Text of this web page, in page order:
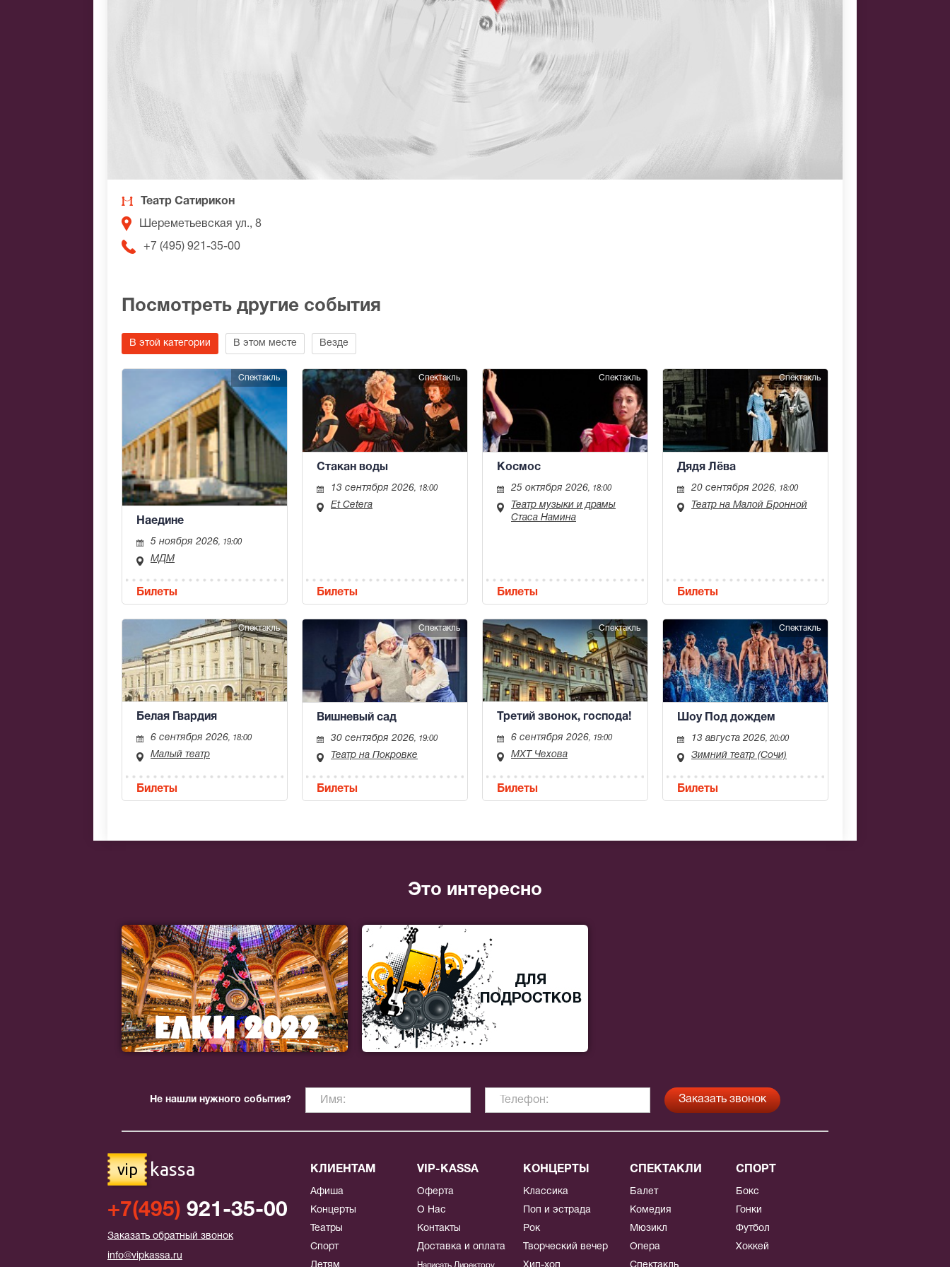
Театр Сатирикон
Шереметьевская ул., 8
+7 (495) 921-35-00
Посмотреть другие события
В этой категории В этом месте Везде
Спектакль
Наедине
5 ноября 2026, 19:00
МДМ
Билеты
Спектакль
Стакан воды
13 сентября 2026, 18:00
Et Cetera
Билеты
Спектакль
Космос
25 октября 2026, 18:00
Театр музыки и драмы
Стаса Намина
Билеты
Спектакль
Дядя Лёва
20 сентября 2026, 18:00
Театр на Малой Бронной
Билеты
Спектакль
Белая Гвардия
6 сентября 2026, 18:00
Малый театр
Билеты
Спектакль
Вишневый сад
30 сентября 2026, 19:00
Театр на Покровке
Билеты
Спектакль
Третий звонок, господа!
6 сентября 2026, 19:00
МХТ Чехова
Билеты
Спектакль
Шоу Под дождем
13 августа 2026, 20:00
Зимний театр (Сочи)
Билеты
Это интересно
Не нашли нужного события?
vip kassa
+7(495) 921-35-00
Заказать обратный звонок
info@vipkassa.ru
КЛИЕНТАМ
Афиша
Концерты
Театры
Спорт
VIP-KASSA
Оферта
О Нас
Контакты
Доставка и оплата
Написать Директору
КОНЦЕРТЫ
Классика
Поп и эстрада
Рок
Творческий вечер
СПЕКТАКЛИ
Балет
Комедия
Мюзикл
Опера
СПОРТ
Бокс
Гонки
Футбол
Хоккей